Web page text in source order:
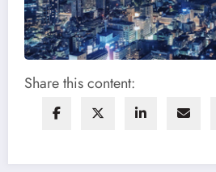
Share this content: